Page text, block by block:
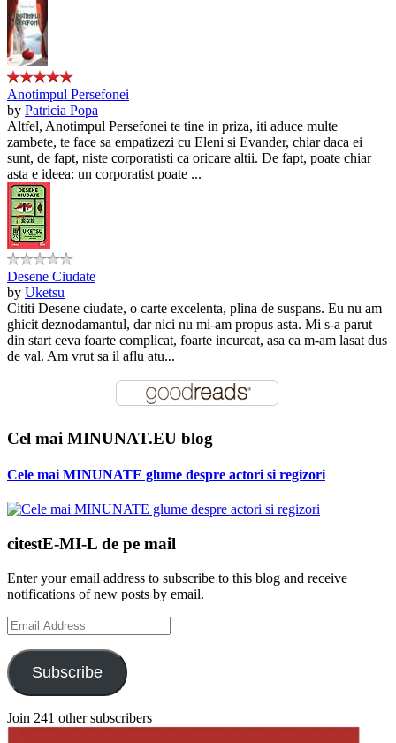
Anotimpul Persefonei
by Patricia Popa
Altfel, Anotimpul Persefonei te tine in priza, iti aduce multe
zambete, te face sa empatizezi cu Eleni si Evander, chiar daca ei
sunt, de fapt, niste corporatisti ca oricare altii. De fapt, poate chiar
asta e ideea: un corporatist poate ...
Desene Ciudate
by Uketsu
Cititi Desene ciudate, o carte excelenta, plina de suspans. Eu nu am
ghicit deznodamantul, dar nici nu mi-am propus asta. Mi s-a parut
din start ceva foarte complicat, foarte incurcat, asa ca m-am lasat dus
de val. Am vrut sa il aflu atu...
Cel mai MINUNAT.EU blog
Cele mai MINUNATE glume despre actori si regizori
citestE-MI-L de pe mail
Enter your email address to subscribe to this blog and receive
notifications of new posts by email.
Email
Address
Subscribe
Join 241 other subscribers